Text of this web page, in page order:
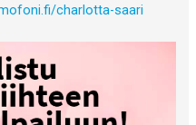
charlotta-saari